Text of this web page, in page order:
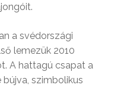
a svédországi
lemezük 2010
A hattagú csapat a
szimbolikus